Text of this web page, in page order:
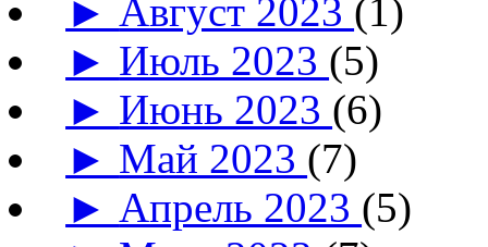
► Август 2023 (1)
► Июль 2023 (5)
► Июнь 2023 (6)
► Май 2023 (7)
► Апрель 2023 (5)